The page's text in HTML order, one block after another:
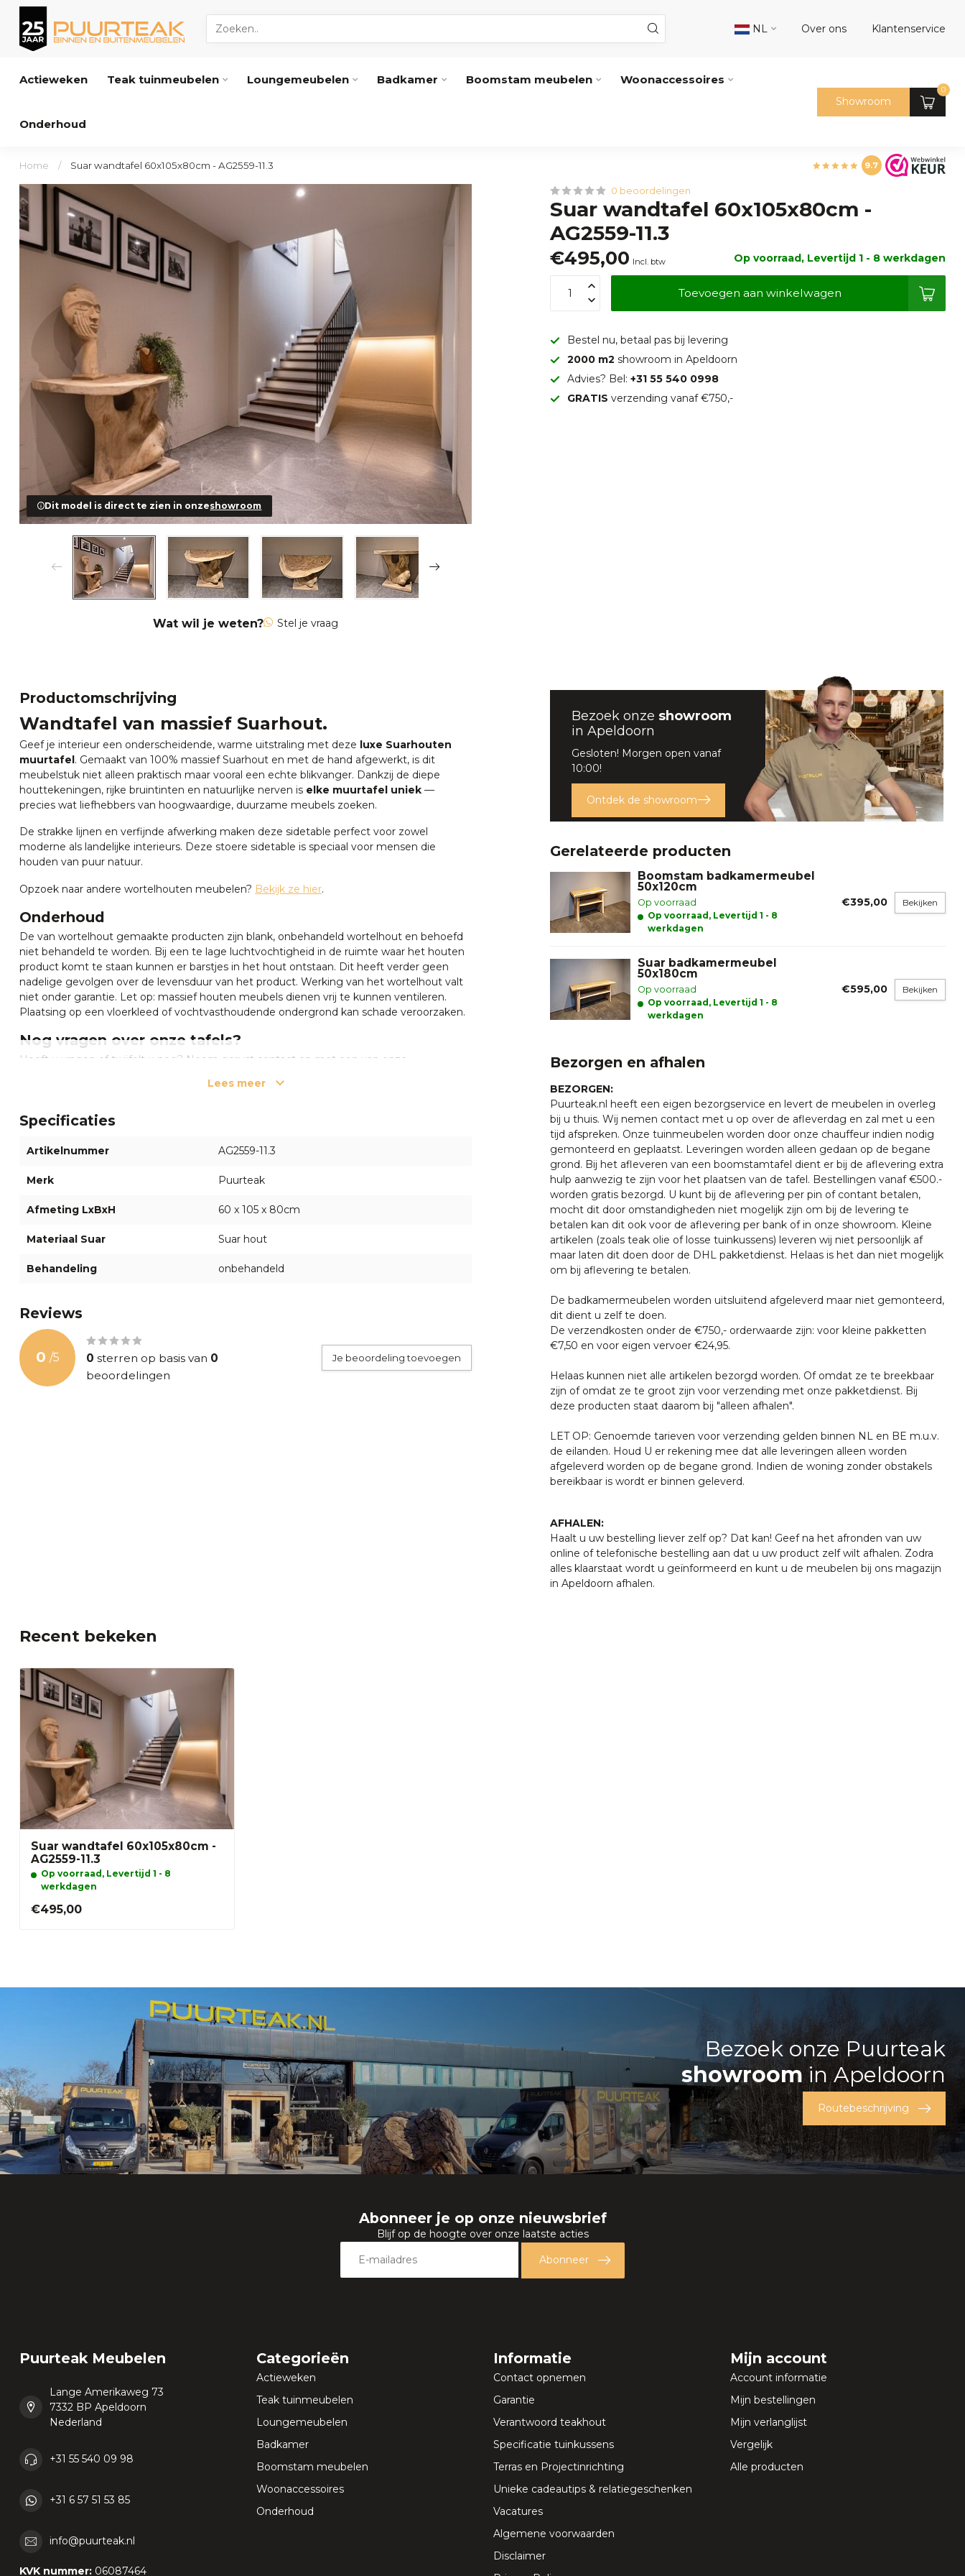
NL Over ons Klantenservice
Actieweken Teak tuinmeubelen Loungemeubelen Badkamer Boomstam meubelen Woonaccessoires
Onderhoud
Showroom
0
Home / Suar wandtafel 60x105x80cm - AG2559-11.3 9.7
Dit model is direct te zien in onzeshowroom
Wat wil je weten? Stel je vraag
0 beoordelingen
Suar wandtafel 60x105x80cm -
AG2559-11.3
€495,00 Incl. btw Op voorraad, Levertijd 1 - 8 werkdagen
Toevoegen aan winkelwagen
Bestel nu, betaal pas bij levering
2000 m2showroom in Apeldoorn
Advies? Bel:+31 55 540 0998
GRATIS verzending vanaf €750,-
Productomschrijving
Wandtafel van massief Suarhout.
Geef je interieur een onderscheidende, warme uitstraling met deze luxe Suarhouten
muurtafel. Gemaakt van 100% massief Suarhout en met de hand afgewerkt, is dit
meubelstuk niet alleen praktisch maar vooral een echte blikvanger. Dankzij de diepe
houttekeningen, rijke bruintinten en natuurlijke nerven is elke muurtafel uniek —
precies wat liefhebbers van hoogwaardige, duurzame meubels zoeken.
De strakke lijnen en verfijnde afwerking maken deze sidetable perfect voor zowel
moderne als landelijke interieurs. Deze stoere sidetable is speciaal voor mensen die
houden van puur natuur.
Opzoek naar andere wortelhouten meubelen? Bekijk ze hier.
Onderhoud
De van wortelhout gemaakte producten zijn blank, onbehandeld wortelhout en behoefd
niet behandeld te worden. Bij een te lage luchtvochtigheid in de ruimte waar het houten
product komt te staan kunnen er barstjes in het hout ontstaan. Dit heeft verder geen
nadelige gevolgen over de levensduur van het product. Werking van het wortelhout valt
niet onder garantie. Let op: massief houten meubels dienen vrij te kunnen ventileren.
Plaatsing op een vloerkleed of vochtvasthoudende ondergrond kan schade veroorzaken.
Nog vragen over onze tafels?
Heeft u vragen of twijfelt u nog? Neem gerust contact op met een van onze
in Apeldoorn waar onze specialisten klaar staan om u te
Lees meer
Specificaties
Artikelnummer AG2559-11.3
Merk Puurteak
Afmeting LxBxH 60 x 105 x 80cm
Materiaal Suar Suar hout
Behandeling onbehandeld
Reviews
0 /5 0 sterren op basis van 0
beoordelingen
Je beoordeling toevoegen
Bezoek onze showroom
in Apeldoorn
Gesloten! Morgen open vanaf
10:00!
Ontdek de showroom
Gerelateerde producten
Boomstam badkamermeubel
50x120cm
Op voorraad
Op voorraad, Levertijd 1 - 8
werkdagen
€395,00 Bekijken
Suar badkamermeubel
50x180cm
Op voorraad
Op voorraad, Levertijd 1 - 8
werkdagen
€595,00 Bekijken
Bezorgen en afhalen
BEZORGEN:
Puurteak.nl heeft een eigen bezorgservice en levert de meubelen in overleg
bij u thuis. Wij nemen contact met u op over de afleverdag en zal met u een
tijd afspreken. Onze tuinmeubelen worden door onze chauffeur indien nodig
gemonteerd en geplaatst. Leveringen worden alleen gedaan op de begane
grond. Bij het afleveren van een boomstamtafel dient er bij de aflevering extra
hulp aanwezig te zijn voor het plaatsen van de tafel. Bestellingen vanaf €500.-
worden gratis bezorgd. U kunt bij de aflevering per pin of contant betalen,
mocht dit door omstandigheden niet mogelijk zijn om bij de levering te
betalen kan dit ook voor de aflevering per bank of in onze showroom. Kleine
artikelen (zoals teak olie of losse tuinkussens) leveren wij niet persoonlijk af
maar laten dit doen door de DHL pakketdienst. Helaas is het dan niet mogelijk
om bij aflevering te betalen.
De badkamermeubelen worden uitsluitend afgeleverd maar niet gemonteerd,
dit dient u zelf te doen.
De verzendkosten onder de €750,- orderwaarde zijn: voor kleine pakketten
€7,50 en voor eigen vervoer €24,95.
Helaas kunnen niet alle artikelen bezorgd worden. Of omdat ze te breekbaar
zijn of omdat ze te groot zijn voor verzending met onze pakketdienst. Bij
deze producten staat daarom bij "alleen afhalen".
LET OP: Genoemde tarieven voor verzending gelden binnen NL en BE m.u.v.
de eilanden. Houd U er rekening mee dat alle leveringen alleen worden
afgeleverd worden op de begane grond. Indien de woning zonder obstakels
bereikbaar is wordt er binnen geleverd.
AFHALEN:
Haalt u uw bestelling liever zelf op? Dat kan! Geef na het afronden van uw
online of telefonische bestelling aan dat u uw product zelf wilt afhalen. Zodra
alles klaarstaat wordt u geïnformeerd en kunt u de meubelen bij ons magazijn
in Apeldoorn afhalen.
Recent bekeken
Suar wandtafel 60x105x80cm -
AG2559-11.3
Op voorraad, Levertijd 1 - 8
werkdagen
€495,00
Bezoek onze Puurteak
showroomin Apeldoorn
Routebeschrijving
Abonneer je op onze nieuwsbrief
Blijf op de hoogte over onze laatste acties
Abonneer
Puurteak Meubelen
Lange Amerikaweg 73
7332 BP Apeldoorn
Nederland
+31 55 540 09 98
+31 6 57 51 53 85
info@puurteak.nl
KVK nummer: 06087464
Categorieën
Actieweken
Teak tuinmeubelen
Loungemeubelen
Badkamer
Boomstam meubelen
Woonaccessoires
Onderhoud
Informatie
Contact opnemen
Garantie
Verantwoord teakhout
Specificatie tuinkussens
Terras en Projectinrichting
Unieke cadeautips & relatiegeschenken
Vacatures
Algemene voorwaarden
Disclaimer
Mijn account
Account informatie
Mijn bestellingen
Mijn verlanglijst
Vergelijk
Alle producten